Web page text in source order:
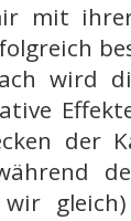
mit ihrer
wird
der
wir